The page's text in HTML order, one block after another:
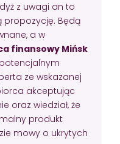
z uwagi an to
propozycję. Będą
a w
finansowy Mińsk
ze wskazanej
akceptując
oraz wiedział, że
produkt
mowy o ukrytych